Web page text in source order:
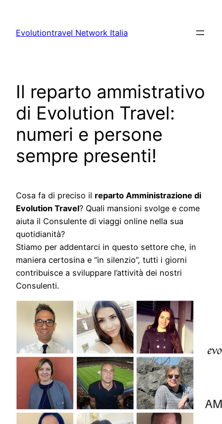
contenuto
Evolutiontravel Network Italia
Il reparto ammistrativo
di Evolution Travel:
numeri e persone
sempre presenti!
Cosa fa di preciso il reparto Amministrazione di
Evolution Travel? Quali mansioni svolge e come
aiuta il Consulente di viaggi online nella sua
quotidianità?
Stiamo per addentarci in questo settore che, in
maniera certosina e “in silenzio”, tutti i giorni
contribuisce a sviluppare l’attività dei nostri
Consulenti.